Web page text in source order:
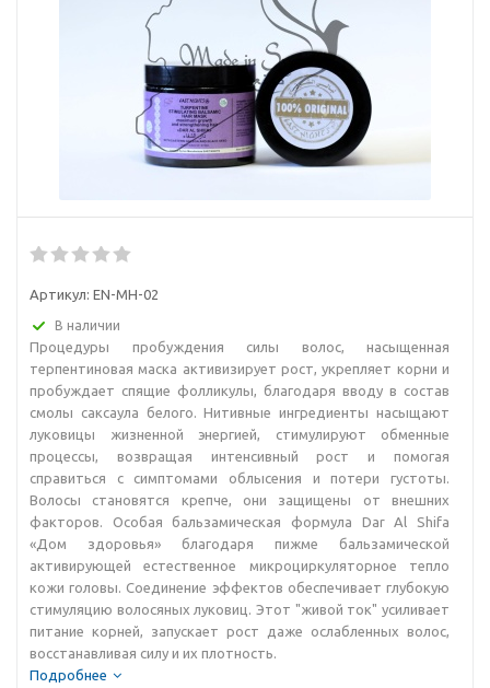
Артикул: EN-MH-02
В наличии
Процедуры пробуждения силы волос, насыщенная
терпентиновая маска активизирует рост, укрепляет корни и
пробуждает спящие фолликулы, благодаря вводу в состав
смолы саксаула белого. Нитивные ингредиенты насыщают
луковицы жизненной энергией, стимулируют обменные
процессы, возвращая интенсивный рост и помогая
справиться с симптомами облысения и потери густоты.
Волосы становятся крепче, они защищены от внешних
факторов. Особая бальзамическая формула Dar Al Shifa
«Дом здоровья» благодаря пижме бальзамической
активирующей естественное микроциркуляторное тепло
кожи головы. Соединение эффектов обеспечивает глубокую
стимуляцию волосяных луковиц. Этот "живой ток" усиливает
питание корней, запускает рост даже ослабленных волос,
восстанавливая силу и их плотность.
Подробнее